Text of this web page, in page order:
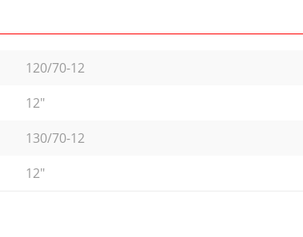
120/70-12
12"
130/70-12
12"